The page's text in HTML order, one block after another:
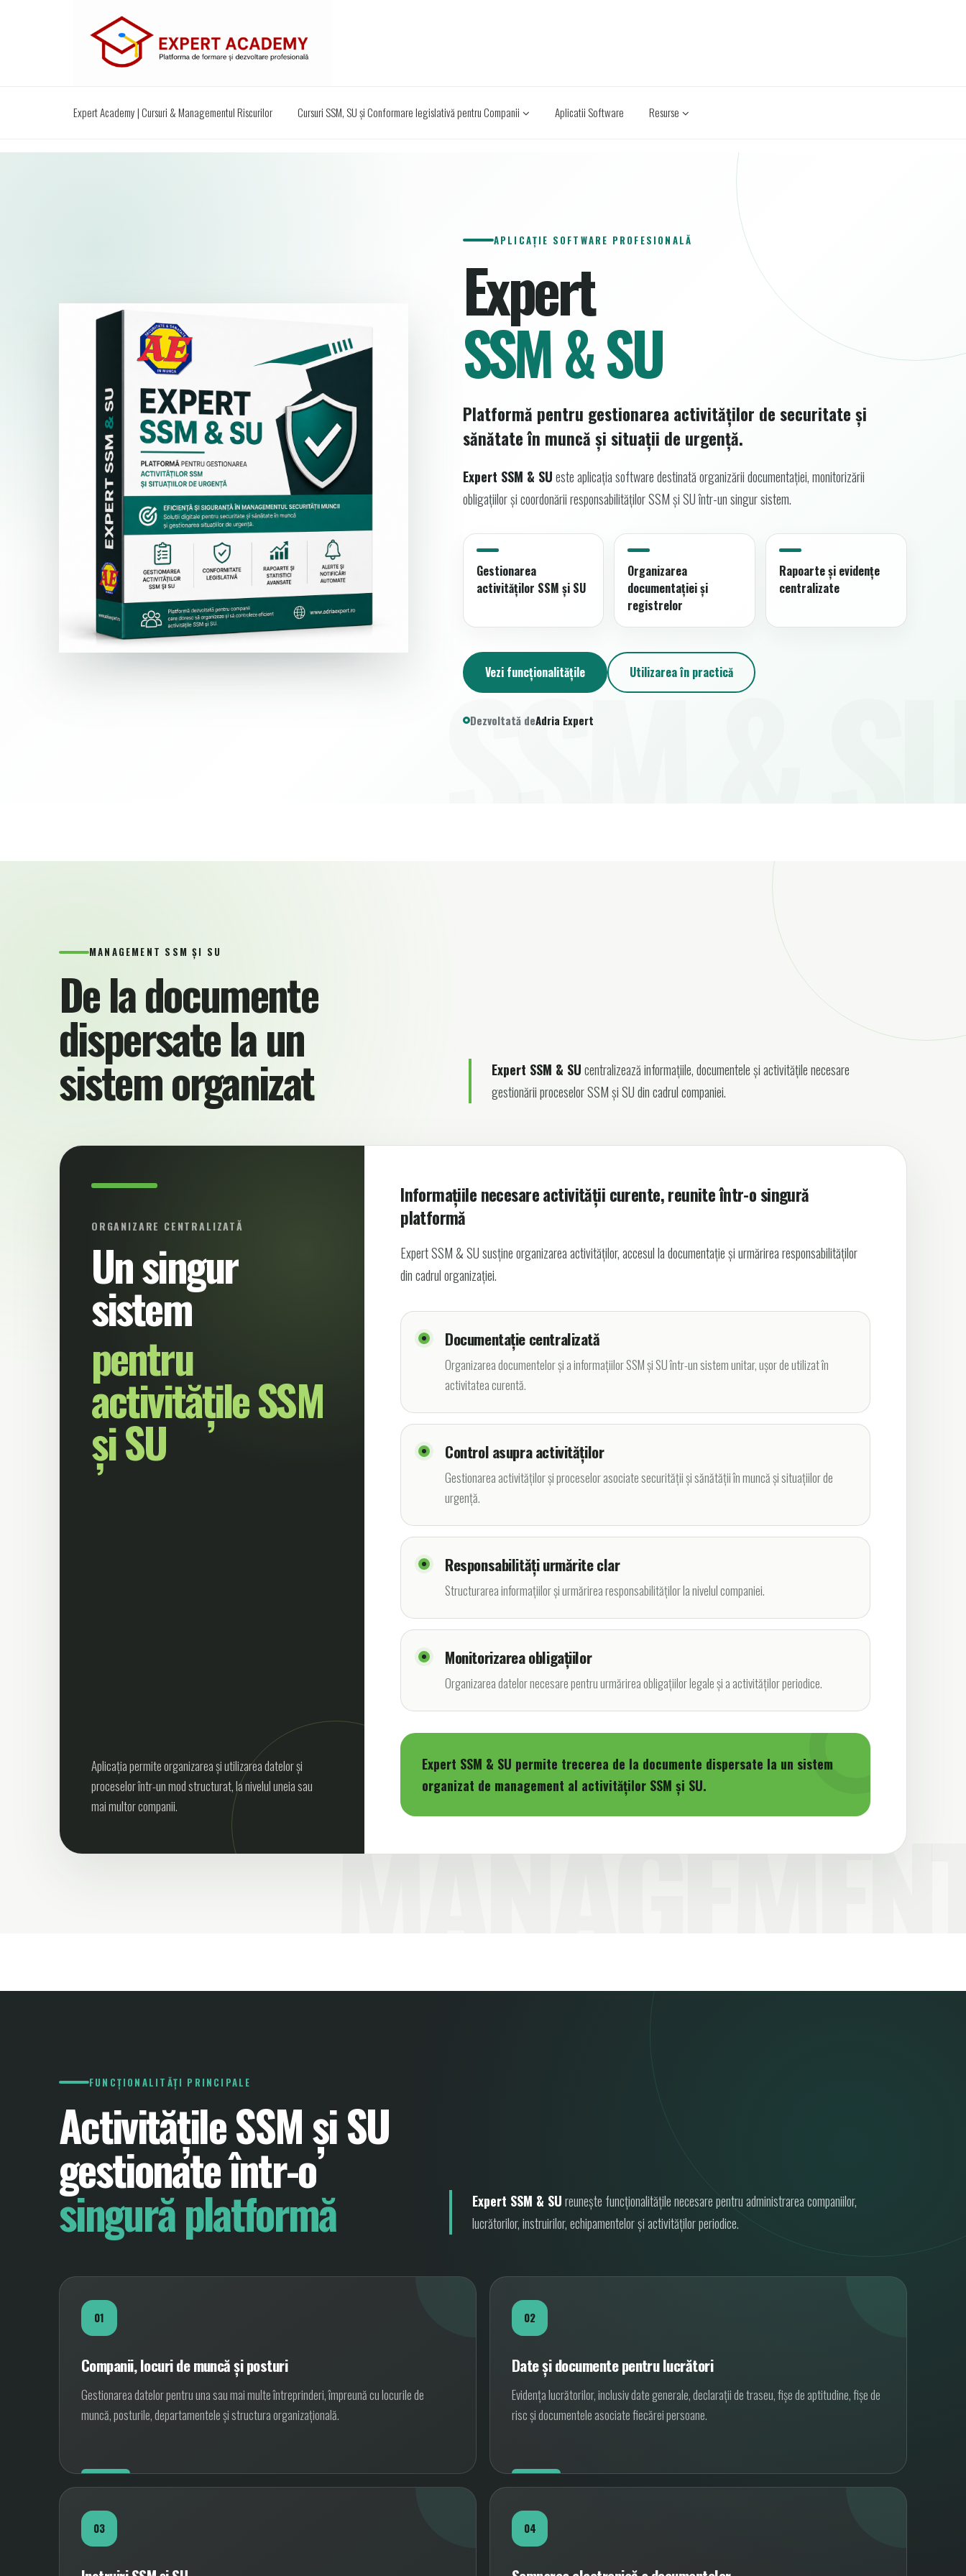
Expert Academy | Cursuri & Managementul Riscurilor Cursuri SSM, SU și Conformare legislativă pentru Companii Aplicatii Software Resurse
APLICAȚIE SOFTWARE PROFESIONALĂ
Expert
SSM & SU
Platformă pentru gestionarea activităților de securitate și
sănătate în muncă și situații de urgență.
Expert SSM & SUeste aplicația software destinată organizării documentației, monitorizării
obligațiilor și coordonării responsabilităților SSM și SU într-un singur sistem.
Gestionarea
activităților SSM și SU
Organizarea
documentației și
registrelor
Rapoarte și evidențe
centralizate
Vezi funcționalitățile Utilizarea în practică
Dezvoltată deAdria Expert
MANAGEMENT SSM ȘI SU
De la documente
dispersate la un
sistem organizat Expert SSM & SUcentralizează informațiile, documentele și activitățile necesare
gestionării proceselor SSM și SU din cadrul companiei.
ORGANIZARE CENTRALIZATĂ
Un singur
sistem
pentru
activitățile SSM
și SU
Aplicația permite organizarea și utilizarea datelor și
proceselor într-un mod structurat, la nivelul uneia sau
mai multor companii.
Informațiile necesare activității curente, reunite într-o singură
platformă
Expert SSM & SU susține organizarea activităților, accesul la documentație și urmărirea responsabilităților
din cadrul organizației.
Documentație centralizată
Organizarea documentelor și a informațiilor SSM și SU într-un sistem unitar, ușor de utilizat în
activitatea curentă.
Control asupra activităților
Gestionarea activităților și proceselor asociate securității și sănătății în muncă și situațiilor de
urgență.
Responsabilități urmărite clar
Structurarea informațiilor și urmărirea responsabilităților la nivelul companiei.
Monitorizarea obligațiilor
Organizarea datelor necesare pentru urmărirea obligațiilor legale și a activităților periodice.
Expert SSM & SU permite trecerea de la documente dispersate la un sistem
organizat de management al activităților SSM și SU.
FUNCȚIONALITĂȚI PRINCIPALE
Activitățile SSM și SU
gestionate într-o
singură platformă Expert SSM & SUreunește funcționalitățile necesare pentru administrarea companiilor,
lucrătorilor, instruirilor, echipamentelor și activităților periodice.
01
Companii, locuri de muncă și posturi
Gestionarea datelor pentru una sau mai multe întreprinderi, împreună cu locurile de
muncă, posturile, departamentele și structura organizațională.
02
Date și documente pentru lucrători
Evidența lucrătorilor, inclusiv date generale, declarații de traseu, fișe de aptitudine, fișe de
risc și documentele asociate fiecărei persoane.
03 04